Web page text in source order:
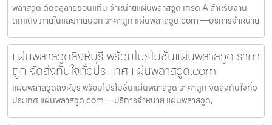
พลาสวูด ตัดฉลุลายขอนแก่น จำหน่ายแผ่นพลาสวูด เกรด A สำหรับงาน
ตกแต่ง ภายในและภายนอก ราคาถูก แผ่นพลาสวูด.com —บริการจำหน่าย
แผ่นพลาสวูดสิงห์บุรี พร้อมโปรโมชั่นแผ่นพลาสวูด ราคา
ถูก จัดส่งทันใจทั่วประเทศ แผ่นพลาสวูด.com
แผ่นพลาสวูดสิงห์บุรี พร้อมโปรโมชั่นแผ่นพลาสวูด ราคาถูก จัดส่งทันใจทั่ว
ประเทศ แผ่นพลาสวูด.com —บริการจำหน่าย แผ่นพลาสวูด,